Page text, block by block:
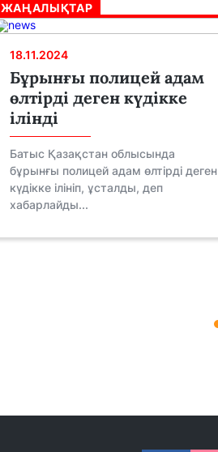
ЖАҢАЛЫҚТАР
18.11.2024
Бұрынғы полицей адам
өлтірді деген күдікке
ілінді
Батыс Қазақстан облысында
бұрынғы полицей адам өлтірді деген
күдікке ілініп, ұсталды, деп
хабарлайды...